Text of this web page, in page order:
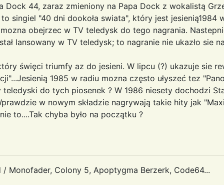
Dock 44, zaraz zmieniony na Papa Dock z wokalistą
singiel "40 dni dookoła swiata", który jest jesienią1984
obejrzec w TV teledysk do tego nagrania.
lansowany w TV teledysk; to nagranie nie ukazło sie
święci triumfy az do jesieni. W lipcu (?) ukazuje sie
1985 w radiu mozna często ułyszeć tez
do tych piosenek ? W 1986 niesety dochodzi
w nowym składzie nagrywają takie hity jak
to....Tak chyba było na początku ?
Monofader, Colony 5, Apoptygma Berzerk, Code64...